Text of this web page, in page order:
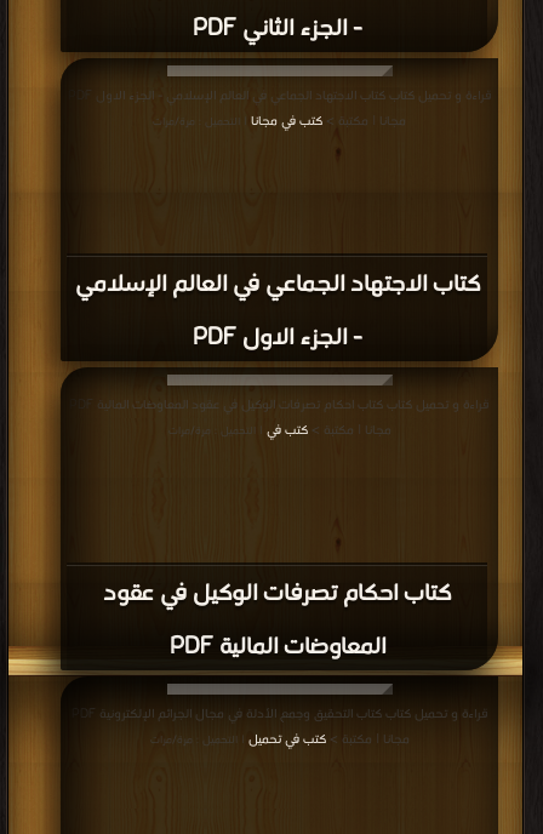
- الجزء الثاني PDF
كتاب الاجتهاد الجماعي في العالم الإسلامي
- الجزء الاول PDF
مجانا | مكتبة > كتب في مجانا | التحميل : مرة/مرات
كتاب احكام تصرفات الوكيل في عقود
المعاوضات المالية PDF
مجانا | مكتبة >كتب في | التحميل : مرة/مرات
قراءة و تحميل كتاب كتاب التحقيق وجمع الأدلة في مجال الجرائم الإلكترونية PDF
مجانا | مكتبة >كتب في تحميل | التحميل : مرة/مرات